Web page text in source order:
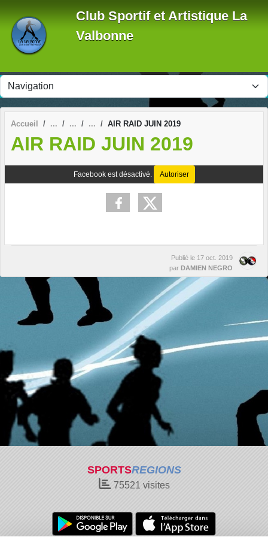
Club Sportif et Artistique La
Valbonne
Accueil AIR RAID JUIN 2019
AIR RAID JUIN 2019
Facebook est désactivé. Autoriser
Publié le 17 oct. 2019
par DAMIEN NEGRO
SPORTSREGIONS
75521 visites